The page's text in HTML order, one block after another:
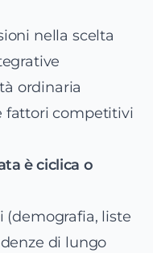
nella scelta
ordinaria
fattori competitivi
è ciclica o
(demografia, liste
di lungo